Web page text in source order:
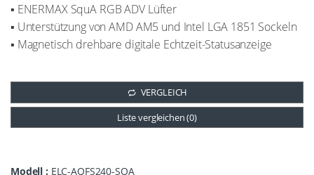
▪ ENERMAX SquA RGB ADV Lüfter
▪ Unterstützung von AMD AM5 und Intel LGA 1851 Sockeln
▪ Magnetisch drehbare digitale Echtzeit-Statusanzeige
VERGLEICH
Liste vergleichen (0)
Modell : ELC-AQFS240-SQA